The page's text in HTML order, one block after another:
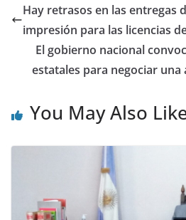
Hay retrasos en las entregas
impresión para las licencias
El gobierno nacional
estatales para negociar
You May Also